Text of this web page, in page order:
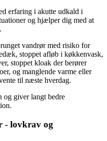
erfaring i akutte udkald i
og hjælper dig med at
vandrør med risiko for
stoppet afløb i køkkenvask,
stoppet kloak der berører
og manglende varme eller
til næste hverdag.
og giver langt bedre
- lovkrav og